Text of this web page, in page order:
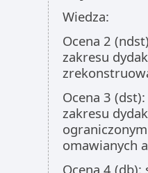
Wiedza:
Ocena 2
zakresu
Ocena 3
zakresu
omawianych
Ocena 4